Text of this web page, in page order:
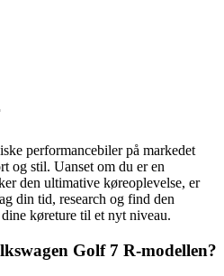
performancebiler på markedet
og stil. Uanset om du er en
den ultimative køreoplevelse, er
din tid, research og find den
køreture til et nyt niveau.
Golf 7 R-modellen?